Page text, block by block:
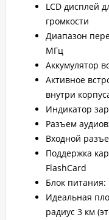
LCD дисплей
громкости
Диапазон
МГц
Аккумулятор
Активное
внутри
Индикатор
Разъем
Входной
Поддержка
FlashCard
Блок питания:
Идеальная
радиус 3 км